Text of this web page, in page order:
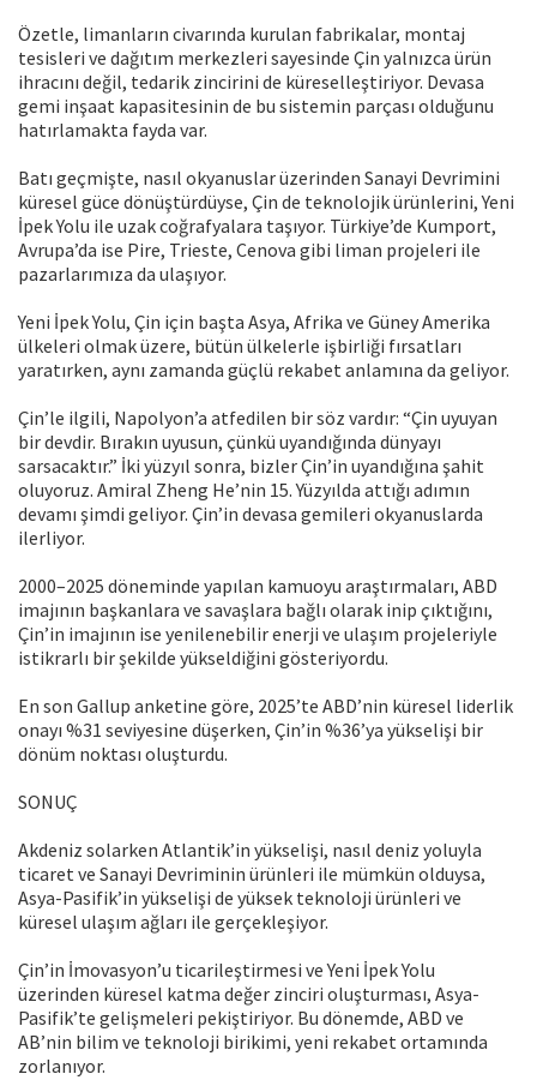
Özetle, limanların civarında kurulan fabrikalar, montaj
tesisleri ve dağıtım merkezleri sayesinde Çin yalnızca ürün
ihracını değil, tedarik zincirini de küreselleştiriyor. Devasa
gemi inşaat kapasitesinin de bu sistemin parçası olduğunu
hatırlamakta fayda var.
Batı geçmişte, nasıl okyanuslar üzerinden Sanayi Devrimini
küresel güce dönüştürdüyse, Çin de teknolojik ürünlerini, Yeni
İpek Yolu ile uzak coğrafyalara taşıyor. Türkiye’de Kumport,
Avrupa’da ise Pire, Trieste, Cenova gibi liman projeleri ile
pazarlarımıza da ulaşıyor.
Yeni İpek Yolu, Çin için başta Asya, Afrika ve Güney Amerika
ülkeleri olmak üzere, bütün ülkelerle işbirliği fırsatları
yaratırken, aynı zamanda güçlü rekabet anlamına da geliyor.
Çin’le ilgili, Napolyon’a atfedilen bir söz vardır: “Çin uyuyan
bir devdir. Bırakın uyusun, çünkü uyandığında dünyayı
sarsacaktır.” İki yüzyıl sonra, bizler Çin’in uyandığına şahit
oluyoruz. Amiral Zheng He’nin 15. Yüzyılda attığı adımın
devamı şimdi geliyor. Çin’in devasa gemileri okyanuslarda
ilerliyor.
2000–2025 döneminde yapılan kamuoyu araştırmaları, ABD
imajının başkanlara ve savaşlara bağlı olarak inip çıktığını,
Çin’in imajının ise yenilenebilir enerji ve ulaşım projeleriyle
istikrarlı bir şekilde yükseldiğini gösteriyordu.
En son Gallup anketine göre, 2025’te ABD’nin küresel liderlik
onayı %31 seviyesine düşerken, Çin’in %36’ya yükselişi bir
dönüm noktası oluşturdu.
SONUÇ
Akdeniz solarken Atlantik’in yükselişi, nasıl deniz yoluyla
ticaret ve Sanayi Devriminin ürünleri ile mümkün olduysa,
Asya-Pasifik’in yükselişi de yüksek teknoloji ürünleri ve
küresel ulaşım ağları ile gerçekleşiyor.
Çin’in İmovasyon’u ticarileştirmesi ve Yeni İpek Yolu
üzerinden küresel katma değer zinciri oluşturması, Asya-
Pasifik’te gelişmeleri pekiştiriyor. Bu dönemde, ABD ve
AB’nin bilim ve teknoloji birikimi, yeni rekabet ortamında
zorlanıyor.